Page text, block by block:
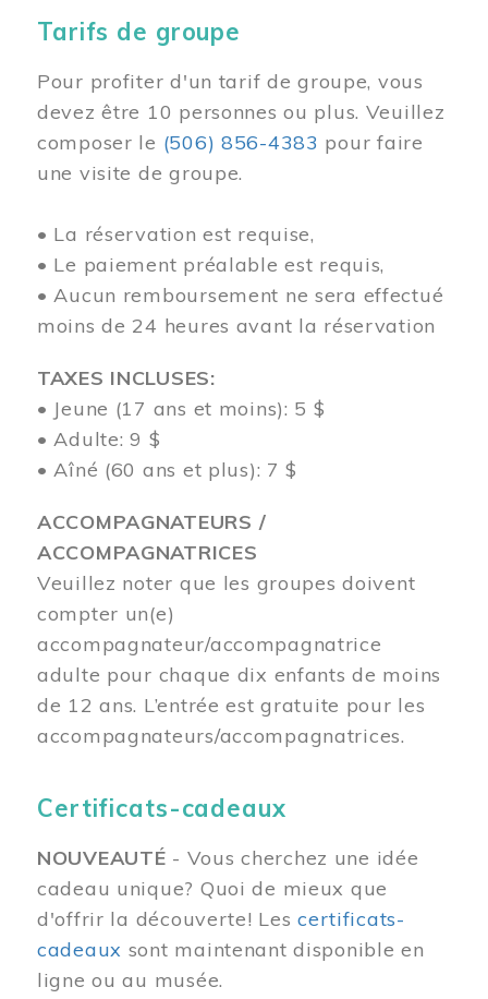
Tarifs de groupe
Pour profiter d'un tarif de groupe, vous
devez être 10 personnes ou plus. Veuillez
composer le (506) 856-4383 pour faire
une visite de groupe.
• La réservation est requise,
• Le paiement préalable est requis,
• Aucun remboursement ne sera effectué
moins de 24 heures avant la réservation
TAXES INCLUSES:
• Jeune (17 ans et moins): 5 $
• Adulte: 9 $
• Aîné (60 ans et plus): 7 $
ACCOMPAGNATEURS /
ACCOMPAGNATRICES
Veuillez noter que les groupes doivent
compter un(e)
accompagnateur/accompagnatrice
adulte pour chaque dix enfants de moins
de 12 ans. L’entrée est gratuite pour les
accompagnateurs/accompagnatrices.
Certificats-cadeaux
NOUVEAUTÉ - Vous cherchez une idée
cadeau unique? Quoi de mieux que
d'offrir la découverte! Lescertificats-
cadeaux sont maintenant disponible en
ligne ou au musée.